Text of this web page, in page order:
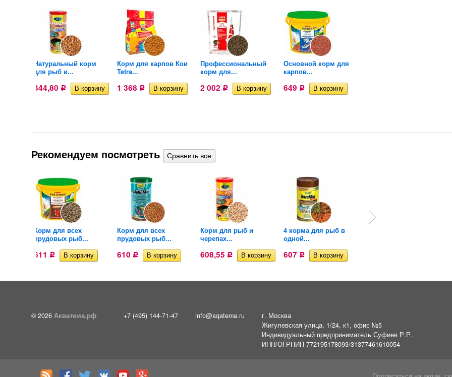
Натуральный корм
для рыб и...
344,80 Р
Корм для карпов Кои
Tetra...
1 368 Р
Профессиональный
корм для...
2 002 Р
Основной корм для
карпов...
649 Р
Рекомендуем посмотреть
Корм для всех
прудовых рыб...
611 Р
Корм для всех
прудовых рыб...
610 Р
Корм для рыб и
черепах...
608,55 Р
4 корма для рыб в
одной...
607 Р
© 2026 Акватема.рф +7 (495) 144-71-47 info@aqatema.ru
г. Москва
Жигулевская улица, 1/24, к1, офис №5
Индивидуальный предприниматель Суфиев Р.Р.
ИНН/ОГРНИП 772195178093/31377461610054